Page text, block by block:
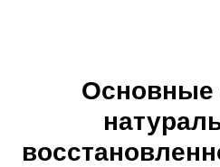
Основные